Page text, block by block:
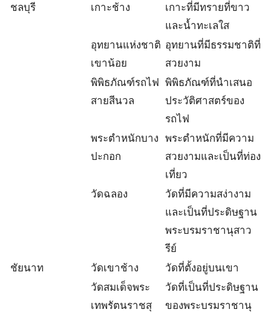
ชลบุรี เกาะช้าง
เกาะที่มีทรายที่ขาว
และน้ำทะเลใส
อุทยานแห่งชาติ
เขาน้อย
อุทยานที่มีธรรมชาติที่
สวยงาม
พิพิธภัณฑ์รถไฟ
สายสีนวล
พิพิธภัณฑ์ที่นำเสนอ
ประวัติศาสตร์ของ
รถไฟ
พระตำหนักบาง
ปะกอก
พระตำหนักที่มีความ
สวยงามและเป็นที่ท่อง
เที่ยว
วัดฉลอง
วัดที่มีความสง่างาม
และเป็นที่ประดิษฐาน
พระบรมราชานุสาว
รีย์
ชัยนาท
วัดเขาช้าง
วัดที่ตั้งอยู่บนเขา
วัดสมเด็จพระ
เทพรัตนราชสุ
วัดที่เป็นที่ประดิษฐาน
ของพระบรมราชานุ